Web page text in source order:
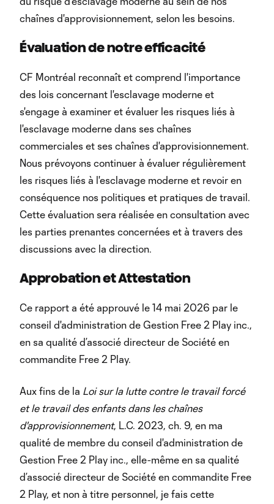
chaînes d'approvisionnement, selon les besoins.
Évaluation de notre efficacité
CF Montréal reconnaît et comprend l'importance
des lois concernant l'esclavage moderne et
s'engage à examiner et évaluer les risques liés à
l'esclavage moderne dans ses chaînes
commerciales et ses chaînes d'approvisionnement.
Nous prévoyons continuer à évaluer régulièrement
les risques liés à l'esclavage moderne et revoir en
conséquence nos politiques et pratiques de travail.
Cette évaluation sera réalisée en consultation avec
les parties prenantes concernées et à travers des
discussions avec la direction.
Approbation et Attestation
Ce rapport a été approuvé le 14 mai 2026 par le
conseil d'administration de Gestion Free 2 Play inc.,
en sa qualité d’associé directeur de Société en
commandite Free 2 Play.
Aux fins de la Loi sur la lutte contre le travail forcé
et le travail des enfants dans les chaînes
d'approvisionnement, L.C. 2023, ch. 9, en ma
qualité de membre du conseil d'administration de
Gestion Free 2 Play inc., elle-même en sa qualité
d’associé directeur de Société en commandite Free
2 Play, et non à titre personnel, je fais cette